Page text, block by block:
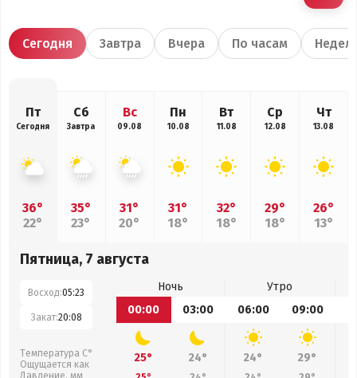
Сегодня Завтра Вчера По часам
Пт
Сегодня
36°
22°
Сб
Завтра
35°
23°
Вс
09.08
31°
20°
Пн
10.08
31°
18°
Вт
11.08
32°
18°
Ср
12.08
29°
18°
Чт
13.08
26°
13°
Пятница, 7 августа
Восход:05:23
Закат:20:08
Температура С°
Ощущается как
Давление, мм
Ночь
Утро
00:00
03:00 06:00 09:00
25° 24° 24° 29°